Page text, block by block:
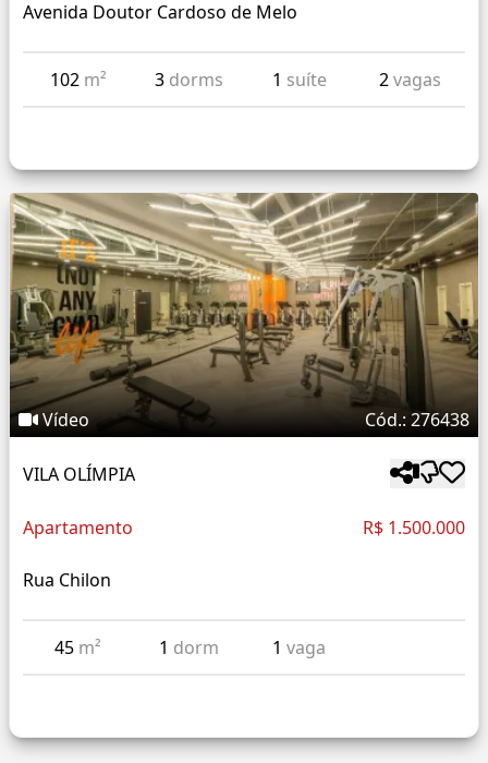
Avenida Doutor Cardoso de Melo
102 m² 3 dorms 1 suíte 2vagas
Vídeo Cód.: 276438
VILA OLÍMPIA
Apartamento R$ 1.500.000
Rua Chilon
45 m² 1 dorm 1vaga